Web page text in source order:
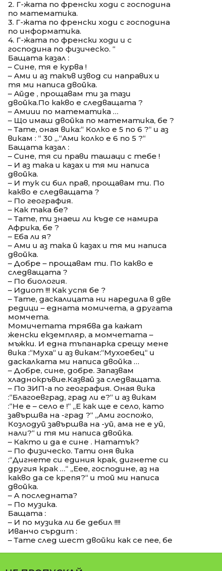
2. Г-жата по френски ходи с господина
по математика.
3. Г-жата по френски ходи с господина
по информатика.
4. Г-жата по френски ходи и с
господина по физическо. “
Бащата казал :
– Сине, тя е курва !
– Ами и аз такъв извод си направих и
тя ми написа двойка.
– Айде , прощавам ти за тази
двойка.По какво е следващата ?
– Амиии по математика …
– Що имаш двойка по математика, бе ?
– Тате, оная вика:“ Колко е 5 по 6 ?“ и аз
викам : “ 30 „.“Ами колко е 6 по 5 ?“
Бащата казал :
– Сине, тя си прави ташаци с тебе !
– И аз така и казах и тя ми написа
двойка.
– И тук си бил прав, прощавам ти. По
какво е следващата ?
– По география.
– Как така бе?
– Тате, ти знаеш ли къде се намира
Африка, бе ?
– Еба ли я?
– Ами и аз така й казах и тя ми написа
двойка.
– Добре – прощавам ти. По какво е
следващата ?
– По биология.
– Идиот !!! Как успя бе ?
– Тате, даскалицата ни наредила в две
редици – едната момичета, а другата
момчета.
Момичетата трябва да кажат
женски екземпляр, а момчетата –
мъжки. И една тъпанарка срещу мене
вика :“Муха“ и аз викам:“Мухоебец“ и
даскалката ми написа двойка …
– Добре, сине, добре. Запазвам
хладнокръвие.Казвай за следващата.
– По ЗИП-а по география. Оная вика
:“Благоевград, град ли е?“ и аз викам
:“Не е – село е !“ „Е как ще е село, като
завършва на -град ?“ „Ами госпожо,
Козлодуй завършва на -уй, ама не е уй,
нали?“ и тя ми написа двойка.
– Както и да е сине . Нататък?
– По физическо. Тати оня вика
:“Дигнете си единия крак, дигнете си
другия крак …“ „Еее, господине, аз на
какво да се крепя?“ и той ми написа
двойка.
– А последната?
– По музика.
Бащата :
– И по музика ли бе дебил !!!!
Иванчо сърдит :
– Тате след шест двойки как се пее, бе